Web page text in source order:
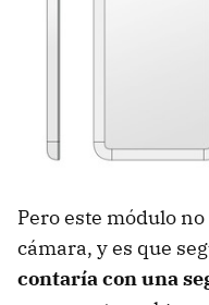
Pero este módulo
cámara, y es que
contaría con una